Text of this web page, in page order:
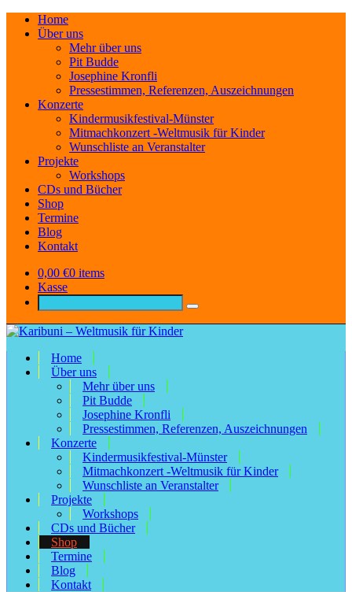
Home
Über uns
Mehr über uns
Pit Budde
Josephine Kronfli
Pressestimmen, Referenzen, Auszeichnungen
Konzerte
Kindermusikfestival-Münster
Mitmachkonzert -Weltmusik für Kinder
Wunschliste an Veranstalter
Projekte
Workshops
CDs und Bücher
Shop
Termine
Blog
Kontakt
0,00 €0 items
Kasse
Home
Über uns
Mehr über uns
Pit Budde
Josephine Kronfli
Pressestimmen, Referenzen, Auszeichnungen
Konzerte
Kindermusikfestival-Münster
Mitmachkonzert -Weltmusik für Kinder
Wunschliste an Veranstalter
Projekte
Workshops
CDs und Bücher
Shop
Termine
Blog
Kontakt